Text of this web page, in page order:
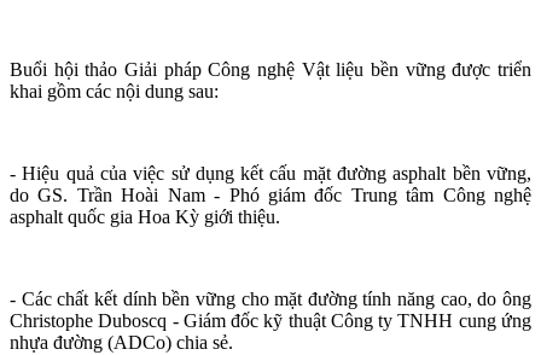
Buổi hội thảo Giải pháp Công nghệ Vật liệu bền vững được triển
khai gồm các nội dung sau:
- Hiệu quả của việc sử dụng kết cấu mặt đường asphalt bền vững,
do GS. Trần Hoài Nam - Phó giám đốc Trung tâm Công nghệ
asphalt quốc gia Hoa Kỳ giới thiệu.
- Các chất kết dính bền vững cho mặt đường tính năng cao, do ông
Christophe Duboscq - Giám đốc kỹ thuật Công ty TNHH cung ứng
nhựa đường (ADCo) chia sẻ.